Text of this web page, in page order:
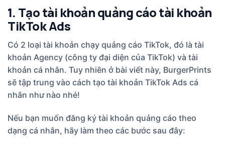
1. Tạo tài khoản quảng cáo tài khoản
TikTok Ads
Có 2 loại tài khoản chạy quảng cáo TikTok, đó là tài
khoản Agency (công ty đại diện của TikTok) và tài
khoản cá nhân. Tuy nhiên ở bài viết này, BurgerPrints
sẽ tập trung vào cách tạo tài khoản TikTok Ads cá
nhân như nào nhé!
Nếu bạn muốn đăng ký tài khoản quảng cáo theo
dạng cá nhân, hãy làm theo các bước sau đây: